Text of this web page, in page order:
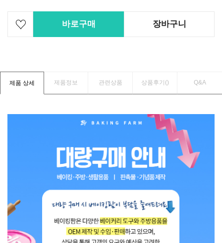
바로구매 장바구니
제품 상세 제품정보 관련상품 상품후기() Q&A